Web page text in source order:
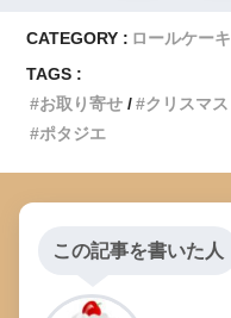
CATEGORY : ロールケーキ
TAGS :
お取り寄せ
クリスマス
ポタジエ
この記事を書いた人